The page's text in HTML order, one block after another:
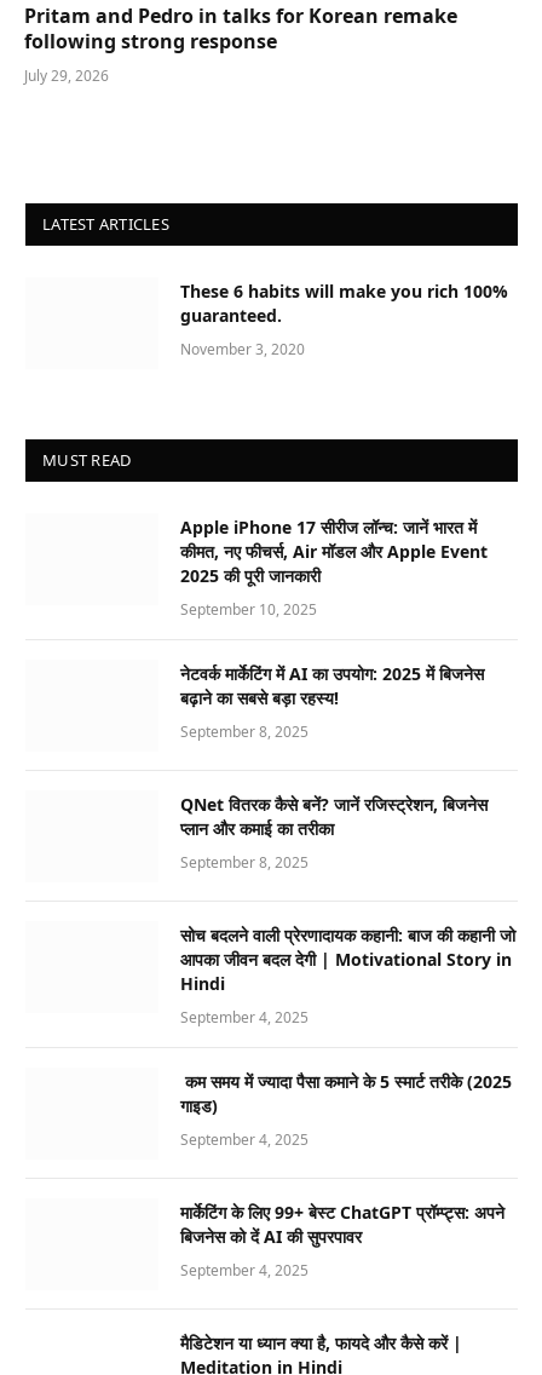
Pritam and Pedro in talks for Korean remake
following strong response
July 29, 2026
LATEST ARTICLES
These 6 habits will make you rich 100%
guaranteed.
November 3, 2020
MUST READ
Apple iPhone 17 सीरीज लॉन्च: जानें भारत में
कीमत, नए फीचर्स, Air मॉडल और Apple Event
2025 की पूरी जानकारी
September 10, 2025
नेटवर्क मार्केटिंग में AI का उपयोग: 2025 में बिजनेस
बढ़ाने का सबसे बड़ा रहस्य!
September 8, 2025
QNet वितरक कैसे बनें? जानें रजिस्ट्रेशन, बिजनेस
प्लान और कमाई का तरीका
September 8, 2025
सोच बदलने वाली प्रेरणादायक कहानी: बाज की कहानी जो
आपका जीवन बदल देगी | Motivational Story in
Hindi
September 4, 2025
कम समय में ज्यादा पैसा कमाने के 5 स्मार्ट तरीके (2025
गाइड)
September 4, 2025
मार्केटिंग के लिए 99+ बेस्ट ChatGPT प्रॉम्प्ट्स: अपने
बिजनेस को दें AI की सुपरपावर
September 4, 2025
मैडिटेशन या ध्यान क्या है, फायदे और कैसे करें |
Meditation in Hindi